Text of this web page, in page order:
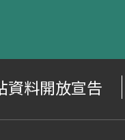
資料開放宣告